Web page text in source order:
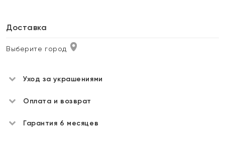
Доставка
Выберите город
Уход за украшениями
Оплата и возврат
Гарантия 6 месяцев